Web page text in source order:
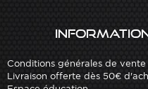
Conditions générales de vente
Livraison offerte dès 50€